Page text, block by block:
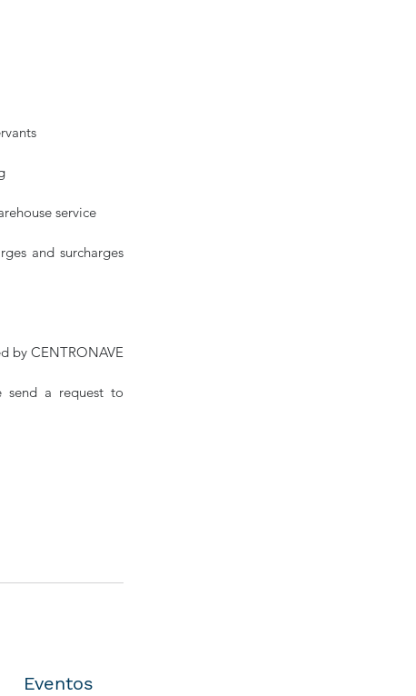
service
and surcharges
by CENTRONAVE
Eventos